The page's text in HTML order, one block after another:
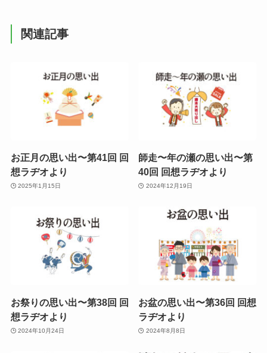
関連記事
お正月の思い出〜第41回 回
想ラヂオより
2025年1月15日
師走〜年の瀬の思い出〜第
40回 回想ラヂオより
2024年12月19日
お祭りの思い出〜第38回 回
想ラヂオより
2024年10月24日
お盆の思い出〜第36回 回想
ラヂオより
2024年8月8日